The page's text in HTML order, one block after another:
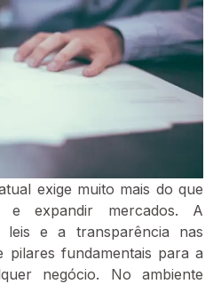
exige muito mais do que
e expandir mercados. A
leis e a transparência nas
pilares fundamentais para a
negócio. No ambiente